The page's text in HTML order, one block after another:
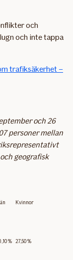
och
och inte tappa
trafiksäkerhet –
och 26
personer mellan
geografisk
Kvinnor
27,50%